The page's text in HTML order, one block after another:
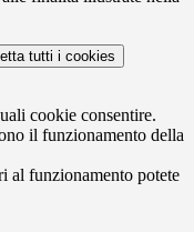
tutti i cookies
cookie consentire.
il funzionamento della
al funzionamento potete